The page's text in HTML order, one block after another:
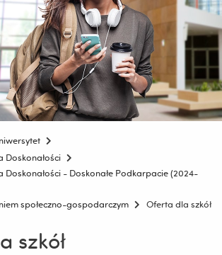
Doskonałości
Doskonałości - Doskonałe Podkarpacie (2024-
społeczno-gospodarczym
Oferta dla szkół
szkół